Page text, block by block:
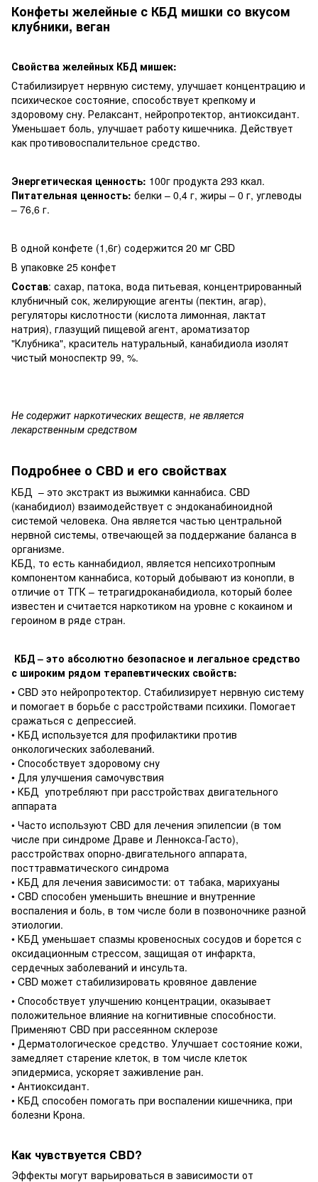
Конфеты желейные с КБД мишки со вкусом
клубники, веган
Свойства желейных КБД мишек:
Стабилизирует нервную систему, улучшает концентрацию и
психическое состояние, способствует крепкому и
здоровому сну. Релаксант, нейропротектор, антиоксидант.
Уменьшает боль, улучшает работу кишечника. Действует
как противовоспалительное средство.
Энергетическая ценность: 100г продукта 293 ккал.
Питательная ценность: белки – 0,4 г, жиры – 0 г, углеводы
– 76,6 г.
В одной конфете (1,6г) содержится 20 мг CBD
В упаковке 25 конфет
Состав: сахар, патока, вода питьевая, концентрированный
клубничный сок, желирующие агенты (пектин, агар),
регуляторы кислотности (кислота лимонная, лактат
натрия), глазущий пищевой агент, ароматизатор
"Клубника", краситель натуральный, канабидиола изолят
чистый моноспектр 99, %.
Не содержит наркотических веществ, не является
лекарственным средством
Подробнее о CBD и его свойствах
КБД – это экстракт из выжимки каннабиса. CBD
(канабидиол) взаимодействует с эндоканабиноидной
системой человека. Она является частью центральной
нервной системы, отвечающей за поддержание баланса в
организме.
КБД, то есть каннабидиол, является непсихотропным
компонентом каннабиса, который добывают из конопли, в
отличие от ТГК – тетрагидроканабидиола, который более
известен и считается наркотиком на уровне с кокаином и
героином в ряде стран.
КБД – это абсолютно безопасное и легальное средство
с широким рядом терапевтических свойств:
• CBD это нейропротектор. Стабилизирует нервную систему
и помогает в борьбе с расстройствами психики. Помогает
сражаться с депрессией.
• КБД используется для профилактики против
онкологических заболеваний.
• Способствует здоровому сну
• Для улучшения самочувствия
• КБД употребляют при расстройствах двигательного
аппарата
• Часто используют CBD для лечения эпилепсии (в том
числе при синдроме Драве и Леннокса-Гасто),
расстройствах опорно-двигательного аппарата,
посттравматического синдрома
• КБД для лечения зависимости: от табака, марихуаны
• CBD способен уменьшить внешние и внутренние
воспаления и боль, в том числе боли в позвоночнике разной
этиологии.
• КБД уменьшает спазмы кровеносных сосудов и борется с
оксидационным стрессом, защищая от инфаркта,
сердечных заболеваний и инсульта.
• CBD может стабилизировать кровяное давление
• Способствует улучшению концентрации, оказывает
положительное влияние на когнитивные способности.
Применяют CBD при рассеянном склерозе
• Дерматологическое средство. Улучшает состояние кожи,
замедляет старение клеток, в том числе клеток
эпидермиса, ускоряет заживление ран.
• Антиоксидант.
• КБД способен помогать при воспалении кишечника, при
болезни Крона.
Как чувствуется CBD?
Эффекты могут варьироваться в зависимости от